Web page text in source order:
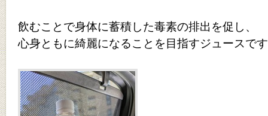
飲むことで身体に蓄積した毒素の排出を促し、
心身ともに綺麗になることを目指すジュースで